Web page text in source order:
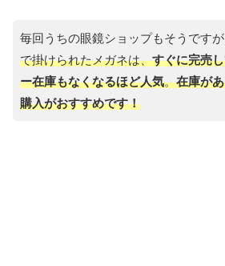
毎回うちの眼鏡ショップもそうですが
で掛けられたメガネは、すぐに完売
ー在庫もなくなるほど人気。在庫が
購入がおすすめです！